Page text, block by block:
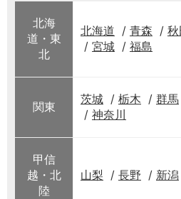
北海
道・東
北
北海道 青森 秋
宮城
福島
関東
茨城 栃木 群馬
神奈川
甲信
越・北
陸
山梨 長野 新潟